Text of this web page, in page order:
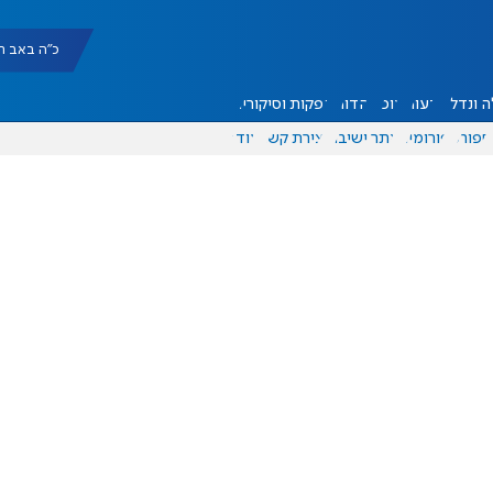
כ"ה באב תשפ"ו
ונדל"ן דעות אוכל יהדות הפקות וסיקורים
ספורט פורומים אתר ישיבה יצירת קשר עוד